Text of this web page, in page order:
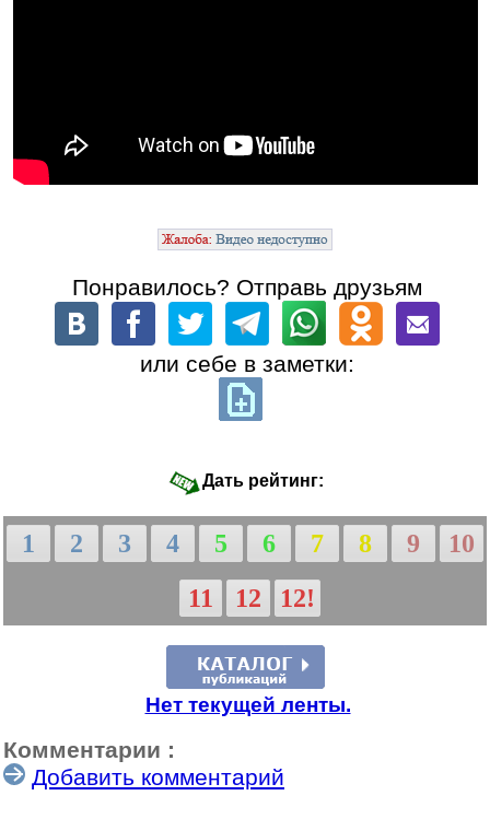
Понравилось? Отправь друзьям
или себе в заметки:
Дать рейтинг:
1 2 3 4 5 6 7 8 9
10
11
12 12!
Нет текущей ленты.
Комментарии :
Добавить комментарий